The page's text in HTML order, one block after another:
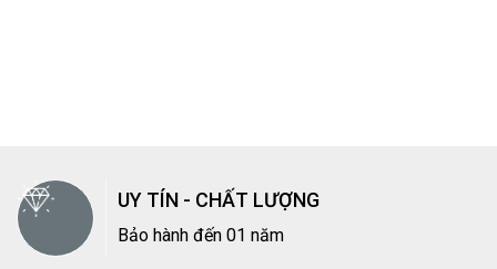
UY TÍN - CHẤT LƯỢNG
Bảo hành đến 01 năm